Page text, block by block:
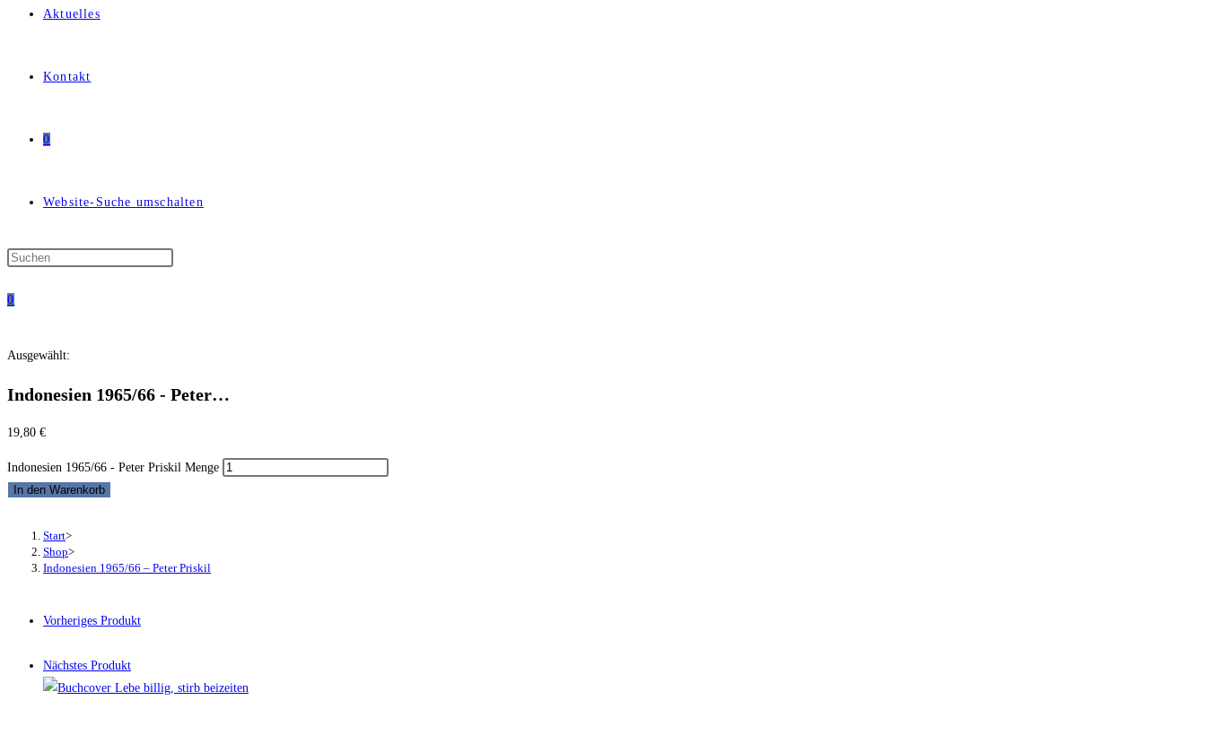
Aktuelles
Kontakt
0
Website-Suche umschalten
0
Ausgewählt:
Indonesien 1965/66 - Peter…
19,80 €
Indonesien 1965/66 - Peter Priskil Menge
In den Warenkorb
Start>
Shop>
Indonesien 1965/66 – Peter Priskil
Vorheriges Produkt
Nächstes Produkt